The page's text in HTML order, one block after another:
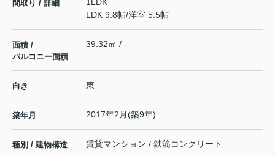
間取り / 詳細
LDK 9.8帖/洋室 5.5帖
面積 /
バルコニー面積
39.32㎡ / -
向き 東
築年月 2017年2月(築9年)
種別 / 建物構造 賃貸マンション / 鉄筋コンクリート